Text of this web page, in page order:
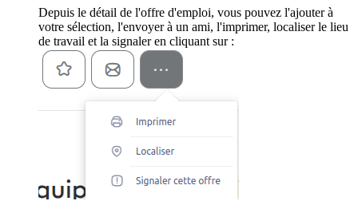
Depuis le détail de l'offre d'emploi, vous pouvez l'ajouter à
votre sélection, l'envoyer à un ami, l'imprimer, localiser le lieu
de travail et la signaler en cliquant sur :